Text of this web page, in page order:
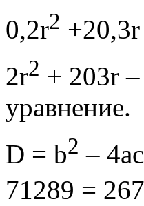
0,2r2
2r2 + 203r
уравнение.
D = b2 –
71289 = 267